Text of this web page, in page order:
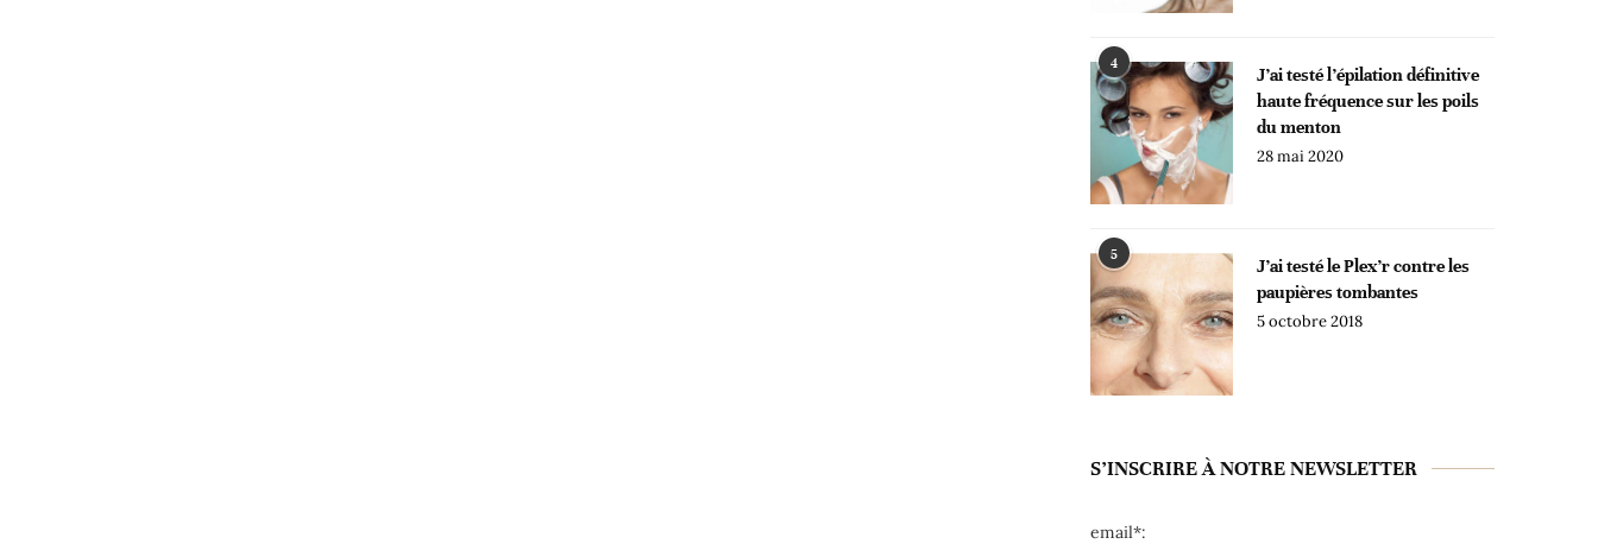
4
J’ai testé l’épilation définitive
haute fréquence sur les poils
du menton
28 mai 2020
5
J’ai testé le Plex’r contre les
paupières tombantes
5 octobre 2018
S’INSCRIRE À NOTRE NEWSLETTER
email*: